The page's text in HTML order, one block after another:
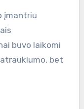
įmantriu
buvo laikomi
bet